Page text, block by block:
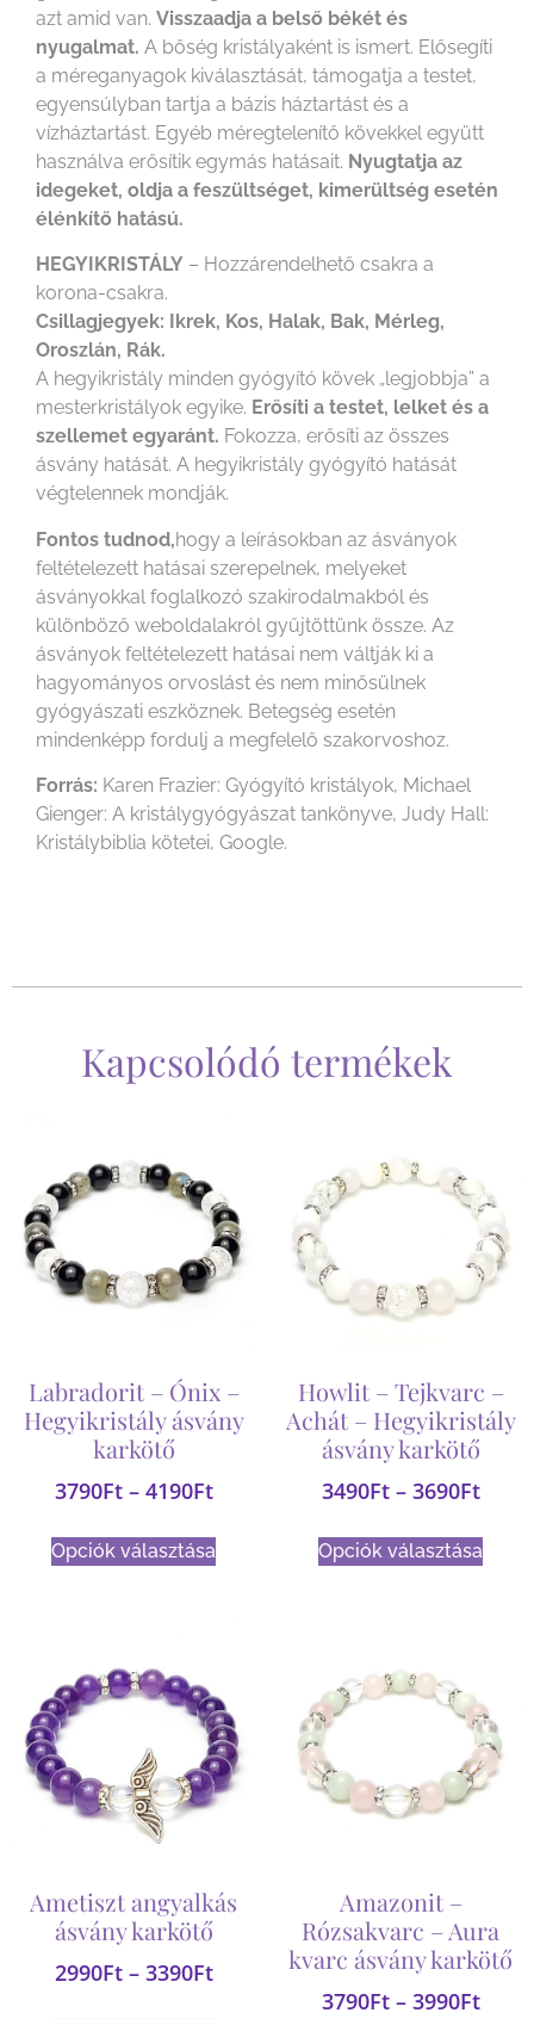
azt amid van. Visszaadja a belső békét és
nyugalmat. A bőség kristályaként is ismert. Elősegíti
a méreganyagok kiválasztását, támogatja a testet,
egyensúlyban tartja a bázis háztartást és a
vízháztartást. Egyéb méregtelenítő kövekkel együtt
használva erősítik egymás hatásait. Nyugtatja az
idegeket, oldja a feszültséget, kimerültség esetén
élénkítő hatású.
HEGYIKRISTÁLY – Hozzárendelhető csakra a
korona-csakra.
Csillagjegyek: Ikrek, Kos, Halak, Bak, Mérleg,
Oroszlán, Rák.
A hegyikristály minden gyógyító kövek „legjobbja” a
mesterkristályok egyike. Erősíti a testet, lelket és a
szellemet egyaránt. Fokozza, erősíti az összes
ásvány hatását. A hegyikristály gyógyító hatását
végtelennek mondják.
Fontos tudnod,hogy a leírásokban az ásványok
feltételezett hatásai szerepelnek, melyeket
ásványokkal foglalkozó szakirodalmakból és
különböző weboldalakról gyűjtöttünk össze. Az
ásványok feltételezett hatásai nem váltják ki a
hagyományos orvoslást és nem minősülnek
gyógyászati eszköznek. Betegség esetén
mindenképp fordulj a megfelelő szakorvoshoz.
Forrás: Karen Frazier: Gyógyító kristályok, Michael
Gienger: A kristálygyógyászat tankönyve, Judy Hall:
Kristálybiblia kötetei, Google.
Kapcsolódó termékek
Labradorit – Ónix –
Hegyikristály ásvány
karkötő
3790Ft – 4190Ft
Opciók választása
Howlit – Tejkvarc –
Achát – Hegyikristály
ásvány karkötő
3490Ft – 3690Ft
Opciók választása
Ametiszt angyalkás
ásvány karkötő
2990Ft – 3390Ft
Amazonit –
Rózsakvarc – Aura
kvarc ásvány karkötő
3790Ft – 3990Ft